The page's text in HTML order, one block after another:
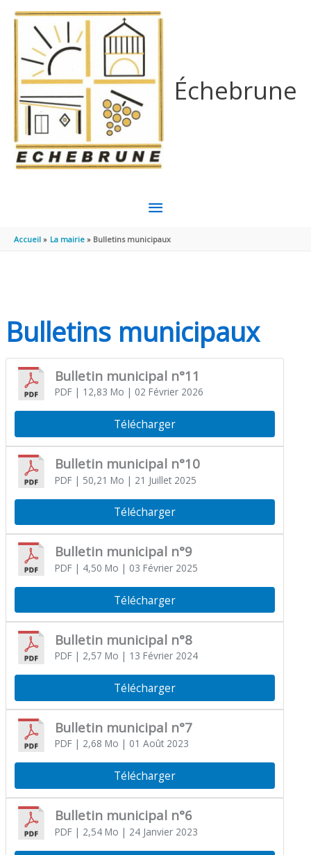
Échebrune
MENU
PRINCIPAL
Accueil La mairie Bulletins municipaux
Bulletins municipaux
Bulletin municipal n°11
PDF| 12,83 Mo | 02 Février 2026
Télécharger
Bulletin municipal n°10
PDF| 50,21 Mo | 21 Juillet 2025
Télécharger
Bulletin municipal n°9
PDF| 4,50 Mo | 03 Février 2025
Télécharger
Bulletin municipal n°8
PDF| 2,57 Mo | 13 Février 2024
Télécharger
Bulletin municipal n°7
PDF| 2,68 Mo | 01 Août 2023
Télécharger
Bulletin municipal n°6
PDF| 2,54 Mo | 24 Janvier 2023